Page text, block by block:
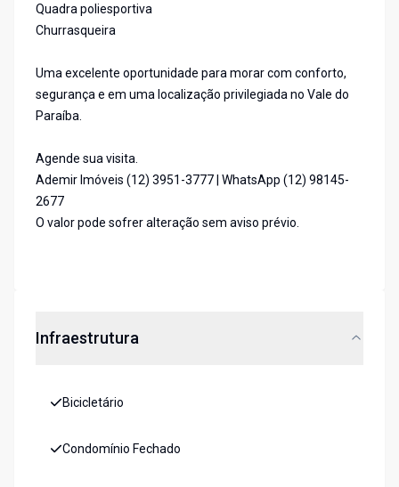
Quadra poliesportiva
Churrasqueira
Uma excelente oportunidade para morar com conforto,
segurança e em uma localização privilegiada no Vale do
Paraíba.
Agende sua visita.
Ademir Imóveis (12) 3951-3777 | WhatsApp (12) 98145-
2677
O valor pode sofrer alteração sem aviso prévio.
Infraestrutura
Bicicletário
Condomínio Fechado